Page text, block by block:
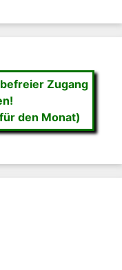
Zugang
den Monat)